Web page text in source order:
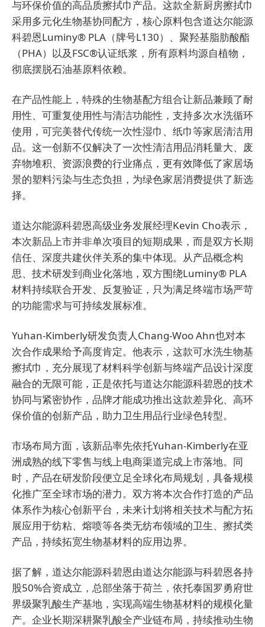
与环保价值的高品质擦拭巾产品。这款全新厨房擦拭巾
采用多元化生物基协同配方，核心原料包含道达尔能源
科碧恩Luminy® PLA（牌号L130）、聚羟基脂肪酸酯
（PHA）以及FSC®认证纸浆，所有原料均源自植物，
彻底摆脱石油基原料依赖。
在产品性能上，特殊的生物基配方组合让新品兼顾了耐
用性、可重复使用性与清洁功能性，支持多次水洗循环
使用，可完美替代传统一次性湿巾、纸巾等家居清洁用
品。这一创新不仅解决了一次性清洁用品消耗量大、废
弃物堆积、资源浪费的行业痛点，更有效降低了家居场
景的塑料污染与生态负担，为绿色家居消费提供了新选
择。
道达尔能源科碧恩高级业务发展经理Kevin Cho表示，
本次新品上市并非单次项目的短期成果，而是双方长期
信任、深度共建伙伴关系的集中体现。从产品概念构
思、技术研发到商业化落地，双方围绕Luminy® PLA
材料持续联合开发、反复验证，只为满足终端市场严苛
的功能需求与可持续发展标准。
Yuhan-Kimberly研发负责人Chang-Woo Ahn也对本
次合作成果给予高度肯定。他表示，这款可水洗生物基
擦拭巾，充分展现了材料科学创新与终端产品设计深度
融合的无限可能，正是依托与道达尔能源科碧恩的技术
协同与紧密协作，品牌才能成功推出这款差异化、高环
保价值的创新产品，助力卫生用品行业绿色转型。
市场布局方面，该新品率先依托Yuhan-Kimberly在亚
洲成熟的线下零售与线上电商渠道完成上市落地。同
时，产品在研发阶段便立足全球化布局规划，具备规模
化推广至全球市场的潜力。双方将本次合作打造的产品
体系作为核心创新平台，未来计划将相关技术与配方拓
展应用于纺粘、熔喷等各类无纺布领域的卫生、擦拭类
产品，持续拓宽生物基材料的应用边界。
据了解，道达尔能源科碧恩由道达尔能源与科碧恩各持
股50%合资成立，总部坐落于荷兰，依托泰国罗勇府世
界级聚乳酸生产基地，实现高端生物基材料的规模化量
产。企业长期深耕聚乳酸全产业链布局，持续推动生物